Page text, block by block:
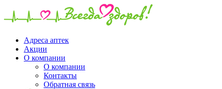
Адреса аптек
Акции
О компании
О компании
Контакты
Обратная связь